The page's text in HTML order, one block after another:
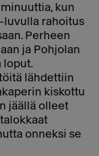
kun
luvulla rahoitus
Perheen
ja Pohjolan
loput.
lähdettiin
kiskottu
jäällä olleet
onneksi se